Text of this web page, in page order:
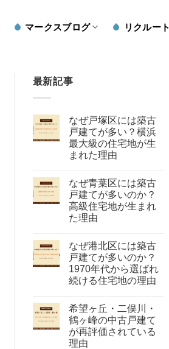
マークスブログ リクルート
最新記事
なぜ戸塚区には築古
戸建てが多い？横浜
最大級の住宅地が生
まれた理由
なぜ青葉区には築古
戸建てが多いのか？
高級住宅地が生まれ
た理由
なぜ港北区には築古
戸建てが多いのか？
1970年代から選ばれ
続ける住宅地の理由
希望ヶ丘・二俣川・
鶴ヶ峰の中古戸建て
が再評価されている
理由